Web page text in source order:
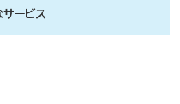
ービス